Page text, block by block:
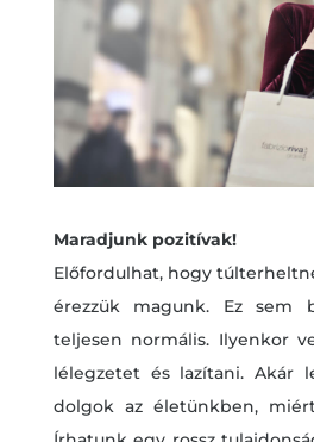
Maradjunk pozitívak!
Előfordulhat, hogy
érezzük magunk. Ez sem
teljesen normális. Ilyenkor
lélegzetet és lazítani. Akár
dolgok az életünkben,